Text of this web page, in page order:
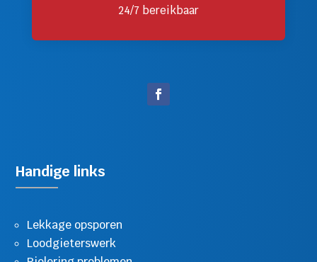
24/7 bereikbaar
Handige links
Lekkage opsporen
Loodgieterswerk